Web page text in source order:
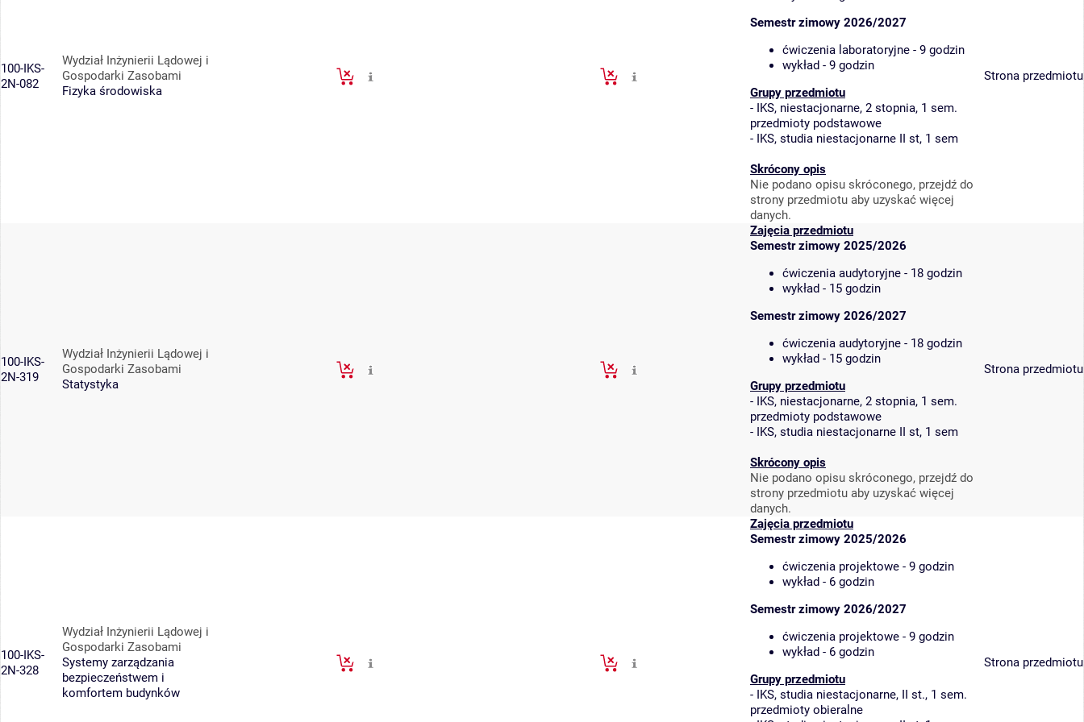
100-IKS-
2N-082
Wydział Inżynierii Lądowej i
Gospodarki Zasobami
Fizyka środowiska
Semestr zimowy 2026/2027
ćwiczenia laboratoryjne - 9 godzin
wykład - 9 godzin
Grupy przedmiotu
- IKS, niestacjonarne, 2 stopnia, 1 sem.
przedmioty podstawowe
- IKS, studia niestacjonarne II st, 1 sem
Skrócony opis
Nie podano opisu skróconego, przejdź do
strony przedmiotu aby uzyskać więcej
danych.
Strona przedmiotu
100-IKS-
2N-319
Wydział Inżynierii Lądowej i
Gospodarki Zasobami
Statystyka
Zajęcia przedmiotu
Semestr zimowy 2025/2026
ćwiczenia audytoryjne - 18 godzin
wykład - 15 godzin
Semestr zimowy 2026/2027
ćwiczenia audytoryjne - 18 godzin
wykład - 15 godzin
Grupy przedmiotu
- IKS, niestacjonarne, 2 stopnia, 1 sem.
przedmioty podstawowe
- IKS, studia niestacjonarne II st, 1 sem
Skrócony opis
Nie podano opisu skróconego, przejdź do
strony przedmiotu aby uzyskać więcej
danych.
Strona przedmiotu
100-IKS-
2N-328
Wydział Inżynierii Lądowej i
Gospodarki Zasobami
Systemy zarządzania
bezpieczeństwem i
komfortem budynków
Zajęcia przedmiotu
Semestr zimowy 2025/2026
ćwiczenia projektowe - 9 godzin
wykład - 6 godzin
Semestr zimowy 2026/2027
ćwiczenia projektowe - 9 godzin
wykład - 6 godzin
Grupy przedmiotu
- IKS, studia niestacjonarne, II st., 1 sem.
przedmioty obieralne
Strona przedmiotu